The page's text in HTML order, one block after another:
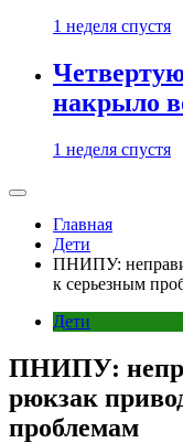
1 неделя спустя
накрыло
1 неделя спустя
Главная
Дети
ПНИПУ:
к серьезным
Дети
ПНИПУ:
рюкзак
проблемам